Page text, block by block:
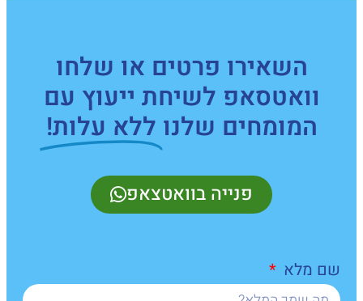
השאירו פרטים או שלחו
וואטסאפ לשיחת ייעוץ עם
המומחים שלנו ללא עלות!
פנייה בוואטצאפ
שם מלא